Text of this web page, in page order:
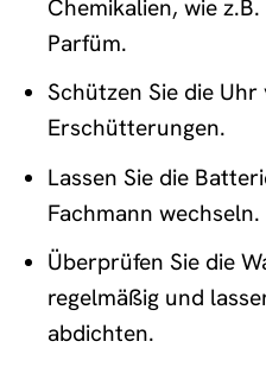
Chemikalien, wie
Parfüm.
Schützen Sie die
Erschütterungen.
Lassen Sie die
Fachmann wechseln.
Überprüfen Sie die
regelmäßig und
abdichten.